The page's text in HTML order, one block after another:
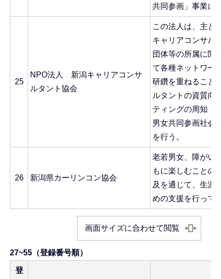
共同参画」事業に
25
NPO法人 新潟キャリアコンサ
ルタント協会
この法人は、主と
キャリアコンサル
団体等の所属に関
て各種ネットワー
研鑽を重ねること
ルタントの資質向
ティングの周知・
男女共同参画社会
を行う。
26 新潟県カーリンコン協会
老若男女、障がい
もに楽しむことの
及を通じて、生涯
めの支援を行って
画面サイズに合わせて閲覧
27~55（登録番号順）
登